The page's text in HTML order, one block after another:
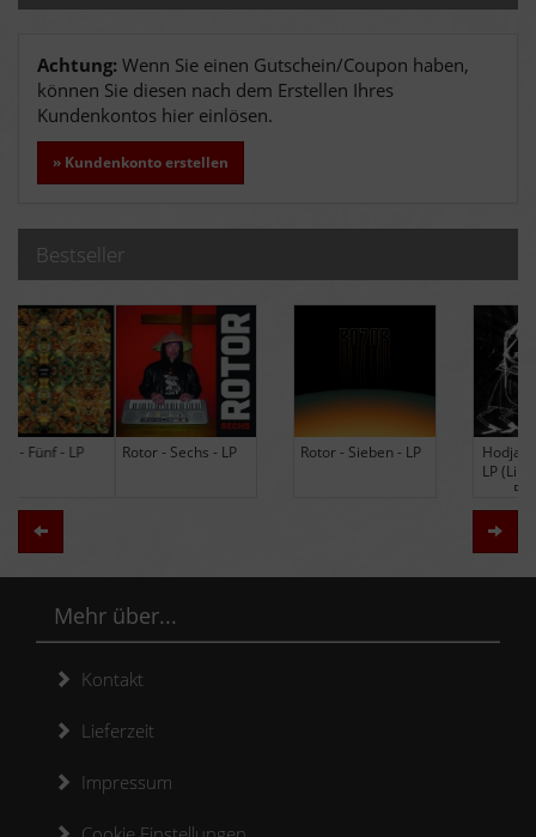
Achtung: Wenn Sie einen Gutschein/Coupon haben,
können Sie diesen nach dem Erstellen Ihres
Kundenkontos hier einlösen.
» Kundenkonto erstellen
Bestseller
Rotor - Sechs - LP Rotor - Sieben - LP
Hodja - The Band -
LP (Limited Edition
Zurück
Mehr über...
Kontakt
Lieferzeit
Impressum